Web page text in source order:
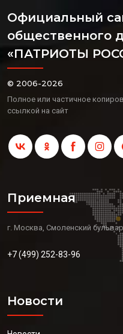
Официальный
общественного
«ПАТРИОТЫ
© 2006-2026
Полное или частичное
ссылкой на сайт
Приемная
г. Москва, Смоленский
+7 (499) 252-83-96
Новости